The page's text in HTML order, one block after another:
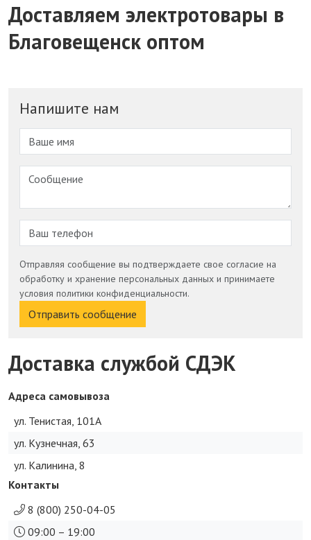
Доставляем электротовары в
Благовещенск оптом
Напишите нам
Отправляя сообщение вы подтверждаете свое согласие на
обработку и хранение персональных данных и принимаете
условия политики конфиденциальности.
Отправить сообщение
Доставка службой СДЭК
Адреса самовывоза
ул. Тенистая, 101А
ул. Кузнечная, 63
ул. Калинина, 8
Контакты
8 (800) 250-04-05
09:00 – 19:00